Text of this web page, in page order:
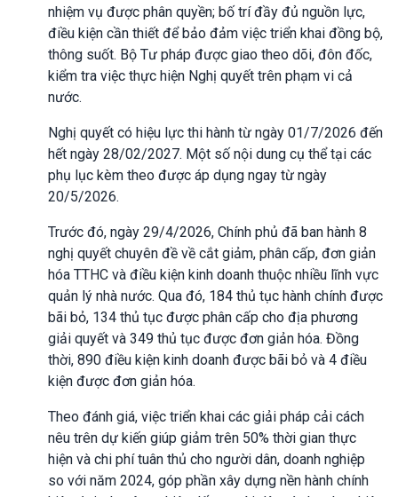
nhiệm vụ được phân quyền; bố trí đầy đủ nguồn lực,
điều kiện cần thiết để bảo đảm việc triển khai đồng bộ,
thông suốt. Bộ Tư pháp được giao theo dõi, đôn đốc,
kiểm tra việc thực hiện Nghị quyết trên phạm vi cả
nước.
Nghị quyết có hiệu lực thi hành từ ngày 01/7/2026 đến
hết ngày 28/02/2027. Một số nội dung cụ thể tại các
phụ lục kèm theo được áp dụng ngay từ ngày
20/5/2026.
Trước đó, ngày 29/4/2026, Chính phủ đã ban hành 8
nghị quyết chuyên đề về cắt giảm, phân cấp, đơn giản
hóa TTHC và điều kiện kinh doanh thuộc nhiều lĩnh vực
quản lý nhà nước. Qua đó, 184 thủ tục hành chính được
bãi bỏ, 134 thủ tục được phân cấp cho địa phương
giải quyết và 349 thủ tục được đơn giản hóa. Đồng
thời, 890 điều kiện kinh doanh được bãi bỏ và 4 điều
kiện được đơn giản hóa.
Theo đánh giá, việc triển khai các giải pháp cải cách
nêu trên dự kiến giúp giảm trên 50% thời gian thực
hiện và chi phí tuân thủ cho người dân, doanh nghiệp
so với năm 2024, góp phần xây dựng nền hành chính